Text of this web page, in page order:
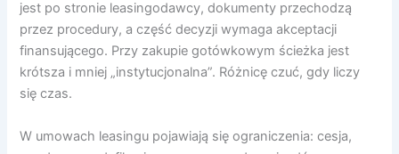
jest po stronie leasingodawcy, dokumenty przechodzą
przez procedury, a część decyzji wymaga akceptacji
finansującego. Przy zakupie gotówkowym ścieżka jest
krótsza i mniej „instytucjonalna”. Różnicę czuć, gdy liczy
się czas.
W umowach leasingu pojawiają się ograniczenia: cesja,